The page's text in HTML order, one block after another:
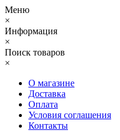
Меню
×
Информация
×
Поиск товаров
×
О магазине
Доставка
Оплата
Условия соглашения
Контакты